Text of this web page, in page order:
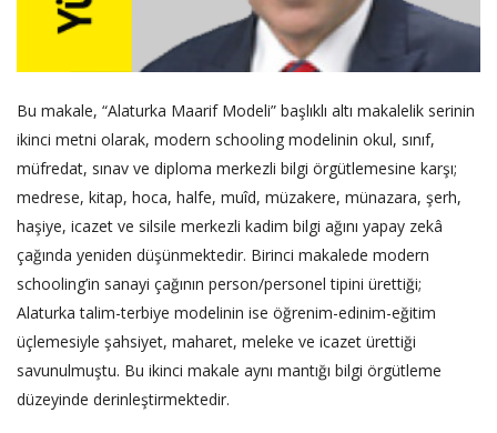
Bu makale, “Alaturka Maarif Modeli” başlıklı altı makalelik serinin
ikinci metni olarak, modern schooling modelinin okul, sınıf,
müfredat, sınav ve diploma merkezli bilgi örgütlemesine karşı;
medrese, kitap, hoca, halfe, muîd, müzakere, münazara, şerh,
haşiye, icazet ve silsile merkezli kadim bilgi ağını yapay zekâ
çağında yeniden düşünmektedir. Birinci makalede modern
schooling’in sanayi çağının person/personel tipini ürettiği;
Alaturka talim-terbiye modelinin ise öğrenim-edinim-eğitim
üçlemesiyle şahsiyet, maharet, meleke ve icazet ürettiği
savunulmuştu. Bu ikinci makale aynı mantığı bilgi örgütleme
düzeyinde derinleştirmektedir.